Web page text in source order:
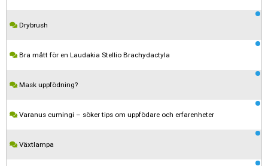
Drybrush
Bra mått för en Laudakia Stellio Brachydactyla
Mask uppfödning?
Varanus cumingi – söker tips om uppfödare och erfarenheter
Växtlampa